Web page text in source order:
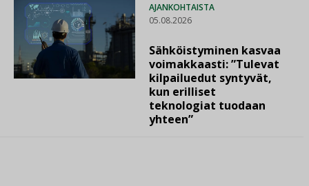
AJANKOHTAISTA
05.08.2026
Sähköistyminen kasvaa
voimakkaasti: ”Tulevat
kilpailuedut syntyvät,
kun erilliset
teknologiat tuodaan
yhteen”